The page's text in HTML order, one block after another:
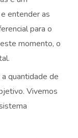
entender as
para o
momento, o
a quantidade de
Vivemos